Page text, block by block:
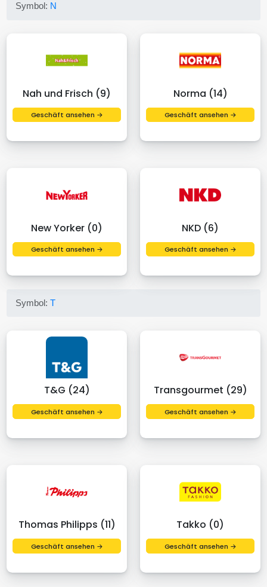
Symbol: N
Nah und Frisch (9)
Geschäft ansehen →
Norma (14)
Geschäft ansehen →
New Yorker (0)
Geschäft ansehen →
NKD (6)
Geschäft ansehen →
Symbol:T
T&G (24)
Geschäft ansehen →
Transgourmet (29)
Geschäft ansehen →
Thomas Philipps (11)
Geschäft ansehen →
Takko (0)
Geschäft ansehen →